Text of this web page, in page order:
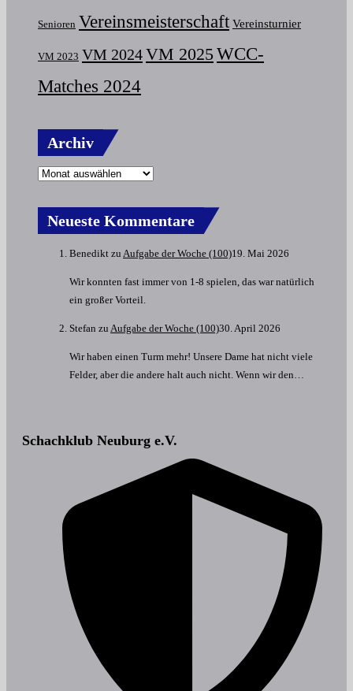
Senioren Vereinsmeisterschaft Vereinsturnier
VM 2023 VM 2024VM 2025 WCC-
Matches 2024
Archiv
Neueste Kommentare
Benedikt zu Aufgabe der Woche (100)19. Mai 2026
Wir konnten fast immer von 1-8 spielen, das war natürlich
ein großer Vorteil.
Stefan zu Aufgabe der Woche (100)30. April 2026
Wir haben einen Turm mehr! Unsere Dame hat nicht viele
Felder, aber die andere halt auch nicht. Wenn wir den…
Schachklub Neuburg e.V.